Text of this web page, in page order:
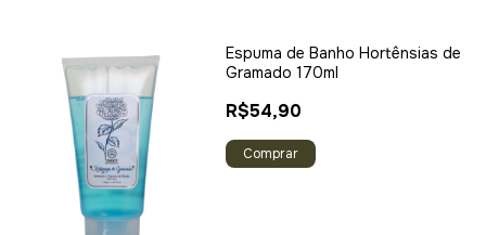
Espuma de Banho Hortênsias de
Gramado 170ml
R$54,90